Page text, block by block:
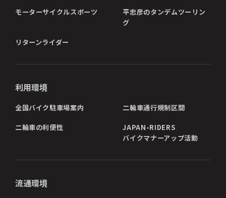
モーターサイクルスポーツ
平忠彦のタンデムツーリン
グ
リターンライダー
利用環境
全国バイク駐車場案内 二輪車通行規制区間
二輪車の利便性
JAPAN-RIDERS
バイクマナーアップ活動
流通環境